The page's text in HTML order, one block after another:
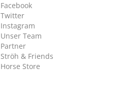
Facebook
Twitter
Instagram
Unser Team
Partner
Ströh & Friends
Horse Store